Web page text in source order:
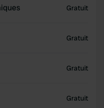
Gratuit
Gratuit
Gratuit
Gratuit